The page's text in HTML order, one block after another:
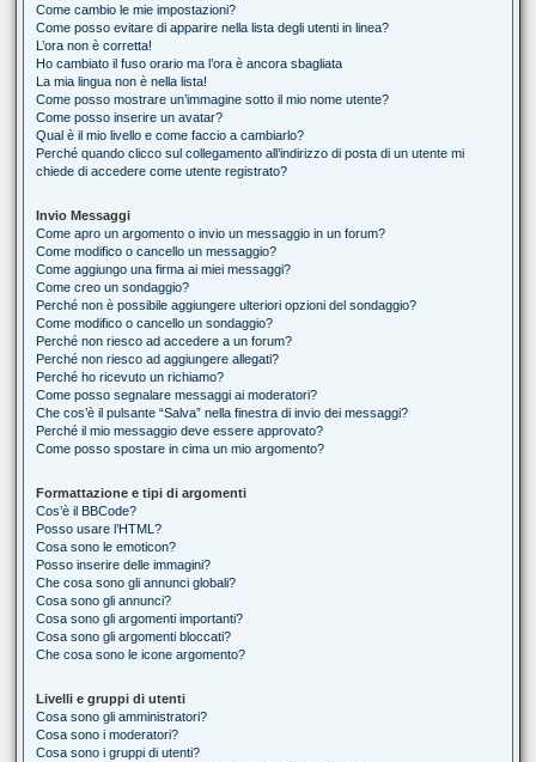
Come cambio le mie impostazioni?
Come posso evitare di apparire nella lista degli utenti in linea?
L’ora non è corretta!
Ho cambiato il fuso orario ma l’ora è ancora sbagliata
La mia lingua non è nella lista!
Come posso mostrare un’immagine sotto il mio nome utente?
Come posso inserire un avatar?
Qual è il mio livello e come faccio a cambiarlo?
Perché quando clicco sul collegamento all’indirizzo di posta di un utente mi
chiede di accedere come utente registrato?
Invio Messaggi
Come apro un argomento o invio un messaggio in un forum?
Come modifico o cancello un messaggio?
Come aggiungo una firma ai miei messaggi?
Come creo un sondaggio?
Perché non è possibile aggiungere ulteriori opzioni del sondaggio?
Come modifico o cancello un sondaggio?
Perché non riesco ad accedere a un forum?
Perché non riesco ad aggiungere allegati?
Perché ho ricevuto un richiamo?
Come posso segnalare messaggi ai moderatori?
Che cos’è il pulsante “Salva” nella finestra di invio dei messaggi?
Perché il mio messaggio deve essere approvato?
Come posso spostare in cima un mio argomento?
Formattazione e tipi di argomenti
Cos’è il BBCode?
Posso usare l’HTML?
Cosa sono le emoticon?
Posso inserire delle immagini?
Che cosa sono gli annunci globali?
Cosa sono gli annunci?
Cosa sono gli argomenti importanti?
Cosa sono gli argomenti bloccati?
Che cosa sono le icone argomento?
Livelli e gruppi di utenti
Cosa sono gli amministratori?
Cosa sono i moderatori?
Cosa sono i gruppi di utenti?